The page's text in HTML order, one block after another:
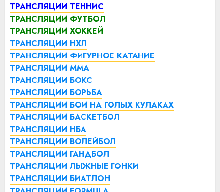
ТРАНСЛЯЦИИ ТЕННИС
ТРАНСЛЯЦИИ ФУТБОЛ
ТРАНСЛЯЦИИ ХОККЕЙ
ТРАНСЛЯЦИИ НХЛ
ТРАНСЛЯЦИИ ФИГУРНОЕ КАТАНИЕ
ТРАНСЛЯЦИИ ММА
ТРАНСЛЯЦИИ БОКС
ТРАНСЛЯЦИИ БОРЬБА
ТРАНСЛЯЦИИ БОИ НА ГОЛЫХ КУЛАКАХ
ТРАНСЛЯЦИИ БАСКЕТБОЛ
ТРАНСЛЯЦИИ НБА
ТРАНСЛЯЦИИ ВОЛЕЙБОЛ
ТРАНСЛЯЦИИ ГАНДБОЛ
ТРАНСЛЯЦИИ ЛЫЖНЫЕ ГОНКИ
ТРАНСЛЯЦИИ БИАТЛОН